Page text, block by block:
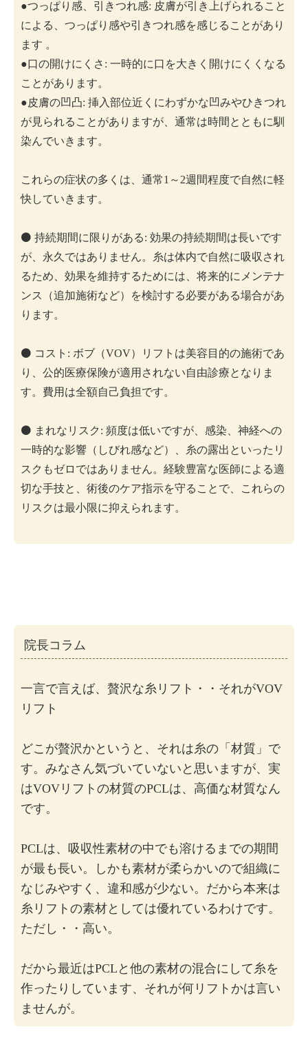
●つっぱり感、引きつれ感: 皮膚が引き上げられること
による、つっぱり感や引きつれ感を感じることがあり
ます 。
●口の開けにくさ: 一時的に口を大きく開けにくくなる
ことがあります。
●皮膚の凹凸: 挿入部位近くにわずかな凹みやひきつれ
が見られることがありますが、通常は時間とともに馴
染んでいきます。
これらの症状の多くは、通常1～2週間程度で自然に軽
快していきます。
⚫️ 持続期間に限りがある: 効果の持続期間は長いです
が、永久ではありません。糸は体内で自然に吸収され
るため、効果を維持するためには、将来的にメンテナ
ンス（追加施術など）を検討する必要がある場合があ
ります。
⚫️ コスト: ボブ（VOV）リフトは美容目的の施術であ
り、公的医療保険が適用されない自由診療となりま
す。費用は全額自己負担です。
⚫️ まれなリスク: 頻度は低いですが、感染、神経への
一時的な影響（しびれ感など）、糸の露出といったリ
スクもゼロではありません。経験豊富な医師による適
切な手技と、術後のケア指示を守ることで、これらの
リスクは最小限に抑えられます。
院長コラム
一言で言えば、贅沢な糸リフト・・それがVOV
リフト
どこが贅沢かというと、それは糸の「材質」で
す。みなさん気づいていないと思いますが、実
はVOVリフトの材質のPCLは、高価な材質なん
です。
PCLは、吸収性素材の中でも溶けるまでの期間
が最も長い。しかも素材が柔らかいので組織に
なじみやすく、違和感が少ない。だから本来は
糸リフトの素材としては優れているわけです。
ただし・・高い。
だから最近はPCLと他の素材の混合にして糸を
作ったりしています、それが何リフトかは言い
ませんが。